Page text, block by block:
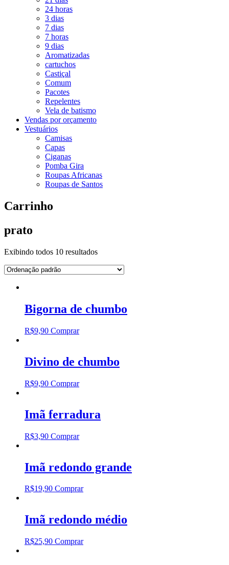
24 horas
3 dias
7 dias
7 horas
9 dias
Aromatizadas
cartuchos
Castiçal
Comum
Pacotes
Repelentes
Vela de batismo
Vendas por orçamento
Vestuários
Camisas
Capas
Ciganas
Pomba Gira
Roupas Africanas
Roupas de Santos
Carrinho
prato
Exibindo todos 10 resultados
Bigorna de chumbo
R$9,90 Comprar
Divino de chumbo
R$9,90 Comprar
Imã ferradura
R$3,90 Comprar
Imã redondo grande
R$19,90 Comprar
Imã redondo médio
R$25,90 Comprar